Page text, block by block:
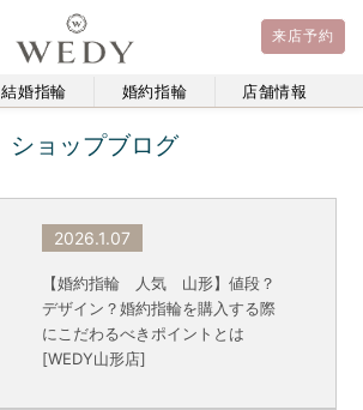
来店予約
結婚指輪 婚約指輪 店舗情報
ショップブログ
2026.1.07
【婚約指輪 人気 山形】値段？
デザイン？婚約指輪を購入する際
にこだわるべきポイントとは
[WEDY山形店]